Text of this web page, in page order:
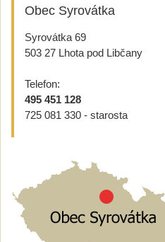
Obec Syrovátka
Syrovátka 69
503 27 Lhota pod Libčany
Telefon:
495 451 128
725 081 330 - starosta